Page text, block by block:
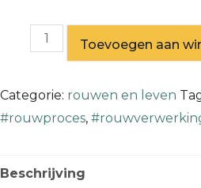
Toevoegen aan
Categorie: rouwen en leven
#rouwproces,
Beschrijving